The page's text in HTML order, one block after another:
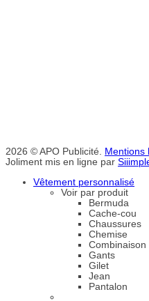
2026 © APO Publicité. Mentions
Joliment mis en ligne par
Vêtement personnalisé
Voir par produit
Bermuda
Cache-cou
Chaussures
Chemise
Combinaison
Gants
Gilet
Jean
Pantalon